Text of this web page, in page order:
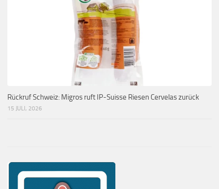
Rückruf Schweiz: Migros ruft IP-Suisse Riesen Cervelas zurück
15 JULI, 2026